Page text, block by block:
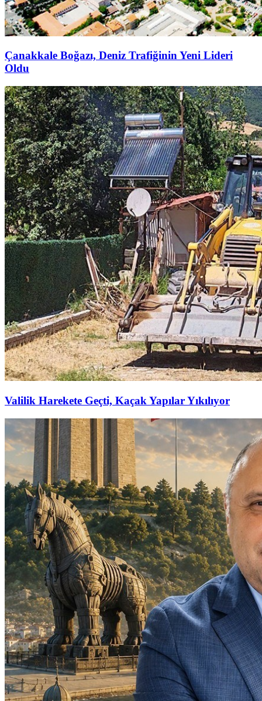
Çanakkale Boğazı, Deniz Trafiğinin Yeni Lideri
Oldu
Valilik Harekete Geçti, Kaçak Yapılar Yıkılıyor